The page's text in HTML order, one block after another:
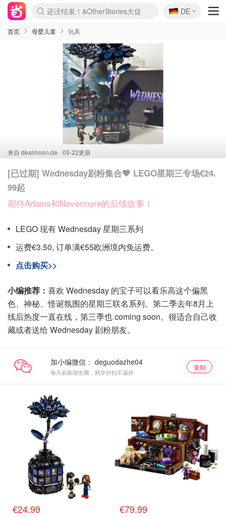
Boticinal 夏促开抢！
4折！lulu周四疯狂上新
还没结束！&OtherStories大促
Joybuy变相75折 随时失效
速领！Stanley独家85折
疑似霸哥！Camper额外叠85折
Zalando 奥莱闪促！每日更新
Moncler反季囤！5折起+叠9折
Coach Brooklyn仅€192
🇩🇪
DE
首页 母婴儿童 玩具
来自 dealmoon.de 05-22更新
[已过期] Wednesday剧粉集合🖤 LEGO星期三专场€24.
99起
期待Adams和Nevermore的后续故事！
LEGO 现有 Wednesday 星期三系列
运费€3.50, 订单满€55欧洲境内免运费。
点击购买>>
小编推荐： 喜欢 Wednesday 的宝子可以看乐高这个偏黑
色、神秘、怪诞氛围的星期三联名系列。第二季去年8月上
线后热度一直在线，第三季也 coming soon。很适合自己收
藏或者送给 Wednesday 剧粉朋友。
加小编微信：
每天刷刷朋友圈，精华折扣不漏掉
复制
€24.99 €79.99